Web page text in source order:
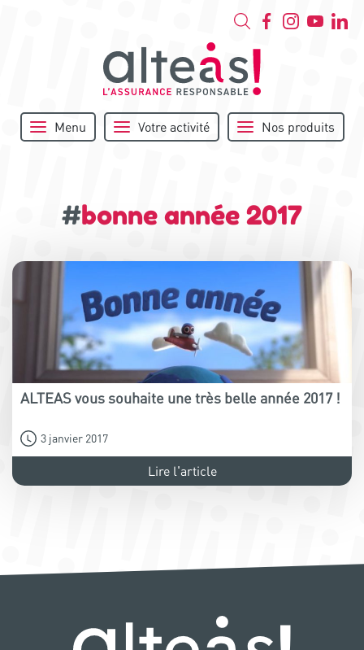
Menu Votre activité Nos produits
#bonne année 2017
ALTEAS vous souhaite une très belle année 2017 !
3 janvier 2017
Lire l'article